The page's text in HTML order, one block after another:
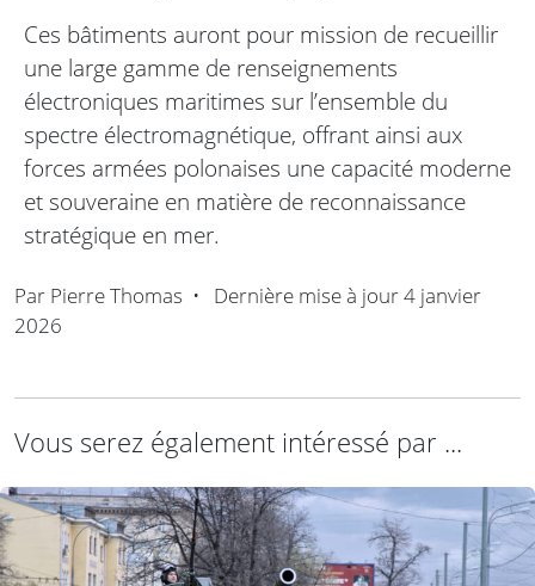
Ces bâtiments auront pour mission de recueillir
une large gamme de renseignements
électroniques maritimes sur l’ensemble du
spectre électromagnétique, offrant ainsi aux
forces armées polonaises une capacité moderne
et souveraine en matière de reconnaissance
stratégique en mer.
Par Pierre Thomas • Dernière mise à jour4 janvier
2026
Vous serez également intéressé par ...